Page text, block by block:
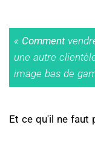
« Comment
une autre
image bas de
Et ce qu'il ne faut